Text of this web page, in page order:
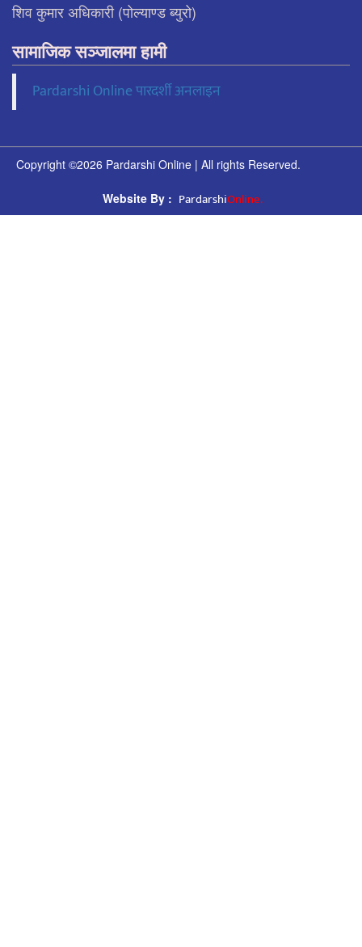
शिव कुमार अधिकारी (पोल्याण्ड ब्युरो)
सामाजिक सञ्जालमा हामी
Pardarshi Online पारदर्शी अनलाइन
Copyright ©2026 Pardarshi Online | All rights Reserved.
Website By : PardarshiOnline.